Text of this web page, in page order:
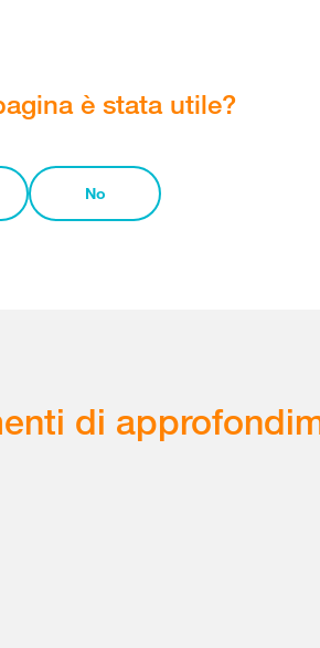
è stata utile?
No
di